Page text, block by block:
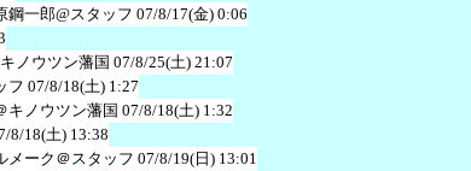
鋼一郎@スタッフ 07/8/17(金) 0:06
ノウツン藩国 07/8/25(土) 21:07
フ 07/8/18(土) 1:27
キノウツン藩国 07/8/18(土) 1:32
8/18(土) 13:38
ーク＠スタッフ 07/8/19(日) 13:01